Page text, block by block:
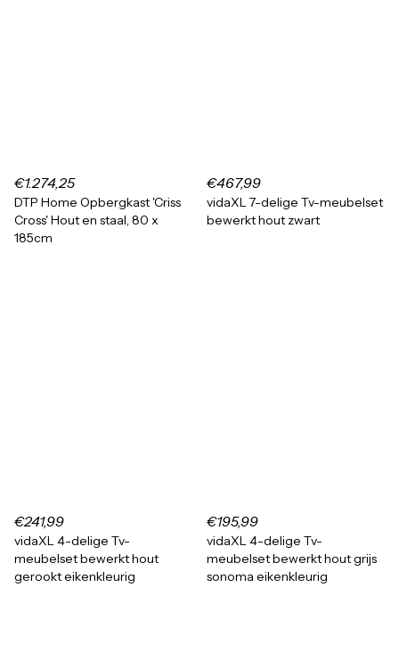
€1.274,25
DTP Home Opbergkast 'Criss
Cross' Hout en staal, 80 x
185cm
€467,99
vidaXL 7-delige Tv-meubelset
bewerkt hout zwart
€241,99
vidaXL 4-delige Tv-
meubelset bewerkt hout
gerookt eikenkleurig
€195,99
vidaXL 4-delige Tv-
meubelset bewerkt hout grijs
sonoma eikenkleurig